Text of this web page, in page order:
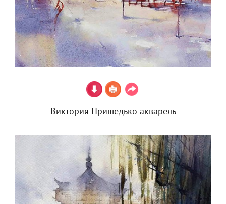
Виктория Пришедько акварель